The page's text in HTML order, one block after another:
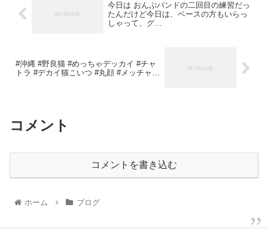
今日は おんぷバンドの二回目の練習だっ
たんだけど今日は、ベースの方もいらっ
しゃって、グ…
#沖縄 #野良猫 #めっちゃデッカイ #チャ
トラ #デカイ猫こいつ #丸顔 #メッチャ…
コメント
コメントを書き込む
ホーム ブログ